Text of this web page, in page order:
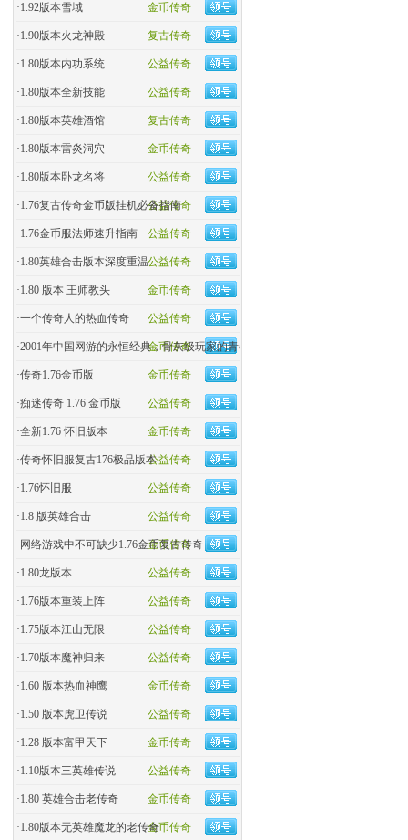
金币传奇
·1.92版本雪域
复古传奇
·1.90版本火龙神殿
公益传奇
·1.80版本内功系统
公益传奇
·1.80版本全新技能
复古传奇
·1.80版本英雄酒馆
金币传奇
·1.80版本雷炎洞穴
公益传奇
·1.80版本卧龙名将
公益传奇
·1.76复古传奇金币版挂机必备指南
公益传奇
·1.76金币服法师速升指南
公益传奇
·1.80英雄合击版本深度重温
金币传奇
·1.80 版本 王师教头
公益传奇
·一个传奇人的热血传奇
金币传奇
·2001年中国网游的永恒经典，骨灰级玩家的青春回忆杀！
金币传奇
·传奇1.76金币版
公益传奇
·痴迷传奇 1.76 金币版
金币传奇
·全新1.76 怀旧版本
公益传奇
·传奇怀旧服复古176极品版本
公益传奇
·1.76怀旧服
公益传奇
·1.8 版英雄合击
金币传奇
· 网络游戏中不可缺少1.76金币复古传奇
公益传奇
·1.80龙版本
公益传奇
·1.76版本重装上阵
公益传奇
·1.75版本江山无限
公益传奇
·1.70版本魔神归来
金币传奇
·1.60 版本热血神鹰
公益传奇
·1.50 版本虎卫传说
金币传奇
·1.28 版本富甲天下
公益传奇
·1.10版本三英雄传说
金币传奇
·1.80 英雄合击老传奇
金币传奇
·1.80版本无英雄魔龙的老传奇